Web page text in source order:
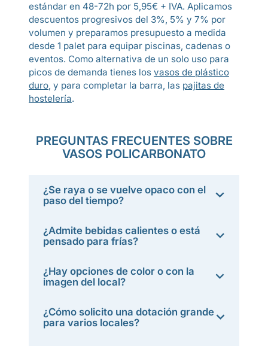
estándar en 48-72h por 5,95€ + IVA. Aplicamos
descuentos progresivos del 3%, 5% y 7% por
volumen y preparamos presupuesto a medida
desde 1 palet para equipar piscinas, cadenas o
eventos. Como alternativa de un solo uso para
picos de demanda tienes los vasos de plástico
duro, y para completar la barra, las pajitas de
hostelería.
PREGUNTAS FRECUENTES SOBRE
VASOS POLICARBONATO
¿Se raya o se vuelve opaco con el
paso del tiempo?
¿Admite bebidas calientes o está
pensado para frías?
¿Hay opciones de color o con la
imagen del local?
¿Cómo solicito una dotación grande
para varios locales?